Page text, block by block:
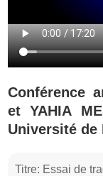
Conférence
et YAHIA
Université de
Titre: Essai de